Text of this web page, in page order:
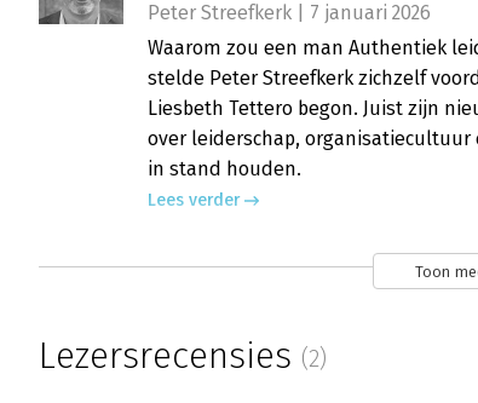
Peter Streefkerk | 7 januari 2026
Waarom zou een man Authentiek
stelde Peter Streefkerk zichzelf
Liesbeth Tettero begon. Juist zijn
over leiderschap,
in stand houden.
Lees verder
Authentiek leiderschap voor
Nog een boek vrouwen, is dat wel
Toon
Lezersrecensies (2)